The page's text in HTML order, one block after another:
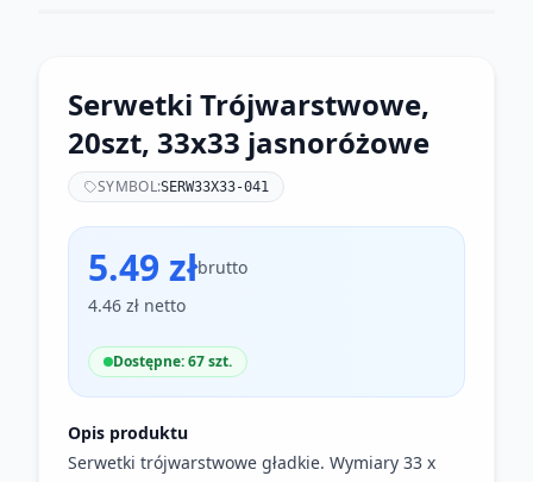
Serwetki Trójwarstwowe,
20szt, 33x33 jasnoróżowe
SYMBOL:SERW33X33-041
5.49 złbrutto
4.46 zł netto
Dostępne: 67 szt.
Opis produktu
Serwetki trójwarstwowe gładkie. Wymiary 33 x